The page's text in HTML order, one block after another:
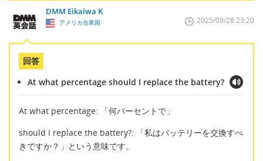
DMM Eikaiwa K
アメリカ合衆国 2025/09/28 23:20
回答
At what percentage should I replace the battery?
At what percentage: 「何パーセントで」
should I replace the battery?: 「私はバッテリーを交換すべ
きですか？」という意味です。